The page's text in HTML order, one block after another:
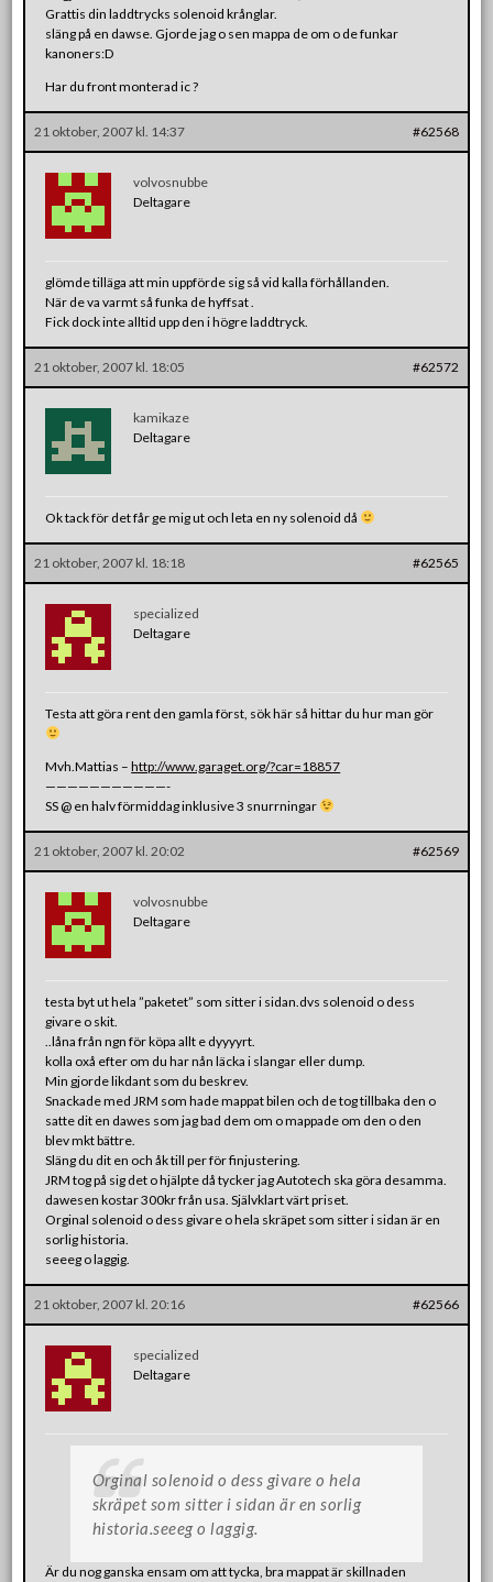
Grattis din laddtrycks solenoid krånglar.
släng på en dawse. Gjorde jag o sen mappa de om o de funkar
kanoners:D
Har du front monterad ic ?
21 oktober, 2007 kl. 14:37 #62568
volvosnubbe
Deltagare
glömde tilläga att min uppförde sig så vid kalla förhållanden.
När de va varmt så funka de hyffsat .
Fick dock inte alltid upp den i högre laddtryck.
21 oktober, 2007 kl. 18:05 #62572
kamikaze
Deltagare
Ok tack för det får ge mig ut och leta en ny solenoid då
21 oktober, 2007 kl. 18:18 #62565
specialized
Deltagare
Testa att göra rent den gamla först, sök här så hittar du hur man gör
Mvh.Mattias –http://www.garaget.org/?car=18857
———————————-
SS @ en halv förmiddag inklusive 3 snurrningar
21 oktober, 2007 kl. 20:02 #62569
volvosnubbe
Deltagare
testa byt ut hela ”paketet” som sitter i sidan.dvs solenoid o dess
givare o skit.
..låna från ngn för köpa allt e dyyyyrt.
kolla oxå efter om du har nån läcka i slangar eller dump.
Min gjorde likdant som du beskrev.
Snackade med JRM som hade mappat bilen och de tog tillbaka den o
satte dit en dawes som jag bad dem om o mappade om den o den
blev mkt bättre.
Släng du dit en och åk till per för finjustering.
JRM tog på sig det o hjälpte då tycker jag Autotech ska göra desamma.
dawesen kostar 300kr från usa. Självklart värt priset.
Orginal solenoid o dess givare o hela skräpet som sitter i sidan är en
sorlig historia.
seeeg o laggig.
21 oktober, 2007 kl. 20:16 #62566
specialized
Deltagare
Orginal solenoid o dess givare o hela
skräpet som sitter i sidan är en sorlig
historia.seeeg o laggig.
Är du nog ganska ensam om att tycka, bra mappat är skillnaden